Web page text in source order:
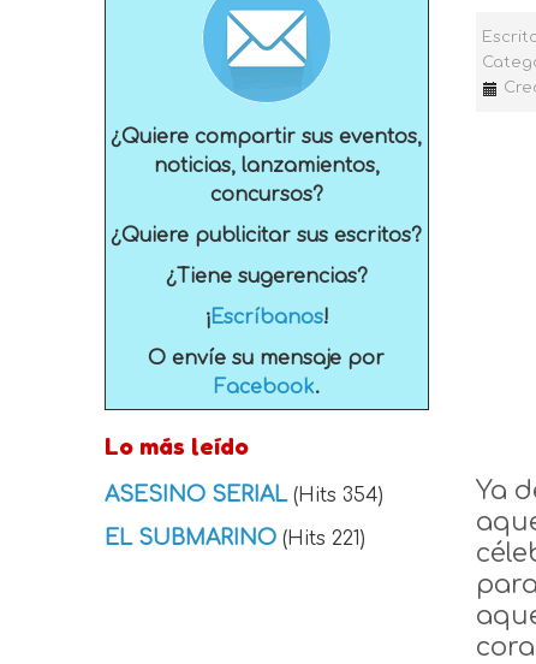
Ya
¿Quiere compartir sus eventos,
noticias, lanzamientos,
concursos?
¿Quiere publicitar sus escritos?
¿Tiene sugerencias?
¡Escríbanos!
O envíe su mensaje por
Facebook.
Lo más leído
ASESINO SERIAL (Hits 354)
EL SUBMARINO (Hits 221)